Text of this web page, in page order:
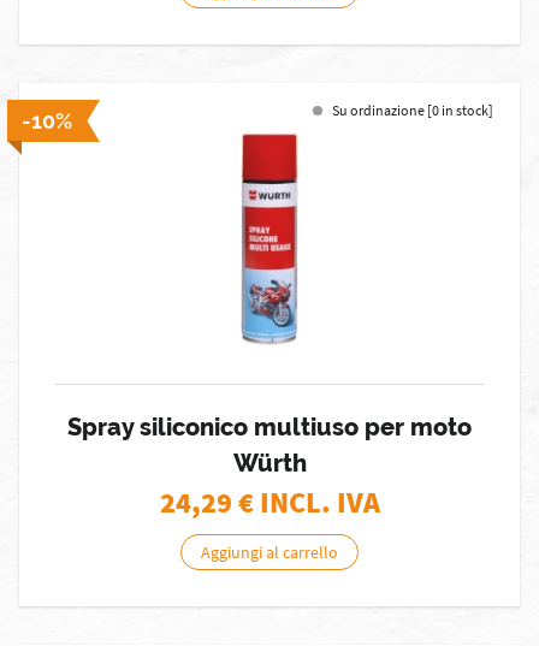
-10% Su ordinazione [0 in stock]
Spray siliconico multiuso per moto
Würth
24,29€ INCL. IVA
Aggiungi al carrello